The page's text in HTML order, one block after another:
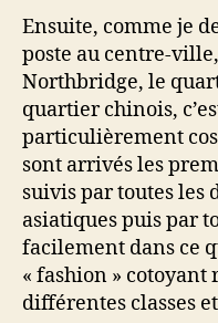
Ensuite, comme je
poste au centre-
Northbridge, le
quartier chinois,
particulièrement
sont arrivés les
suivis par toutes les
asiatiques puis par
facilement dans ce
« fashion » cotoyant
différentes classes